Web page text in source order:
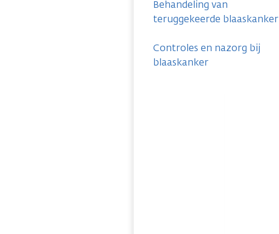
Behandeling van
teruggekeerde blaaskanker
Controles en nazorg bij
blaaskanker